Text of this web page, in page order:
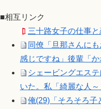
■相互リンク
三十路女子の仕事
同僚「旦那さんに
感じですね」後輩「か
シェービングエス
いた。私「綺麗な人～
俺(29)「そろそろ子